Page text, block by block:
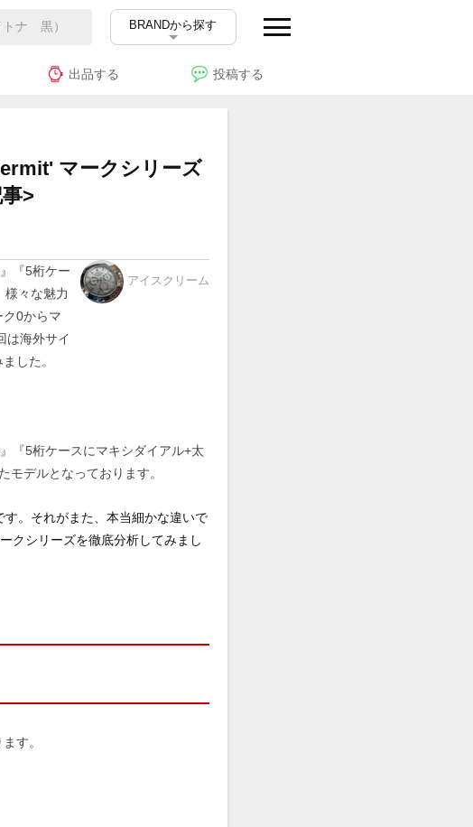
BRANDから探す
出品する 投稿する
マークシリーズ
>
アイスクリーム
『5桁ケー
様々な魅力
0からマ
は海外サイ
した。
『5桁ケースにマキシダイアル+太
デルとなっております。
。それがまた、本当細かな違いで
クシリーズを徹底分析してみまし
す。